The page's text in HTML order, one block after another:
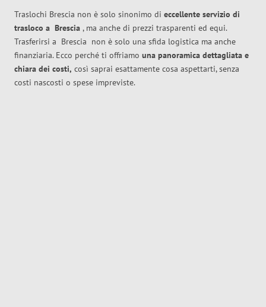
Traslochi Brescia non è solo sinonimo di eccellente servizio di
trasloco a Brescia , ma anche di prezzi trasparenti ed equi.
Trasferirsi a Brescia non è solo una sfida logistica ma anche
finanziaria. Ecco perché ti offriamo una panoramica dettagliata e
chiara dei costi, così saprai esattamente cosa aspettarti, senza
costi nascosti o spese impreviste.